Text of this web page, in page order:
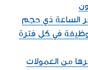
الساعة ذي حجم
في كل فترة
من العمولات